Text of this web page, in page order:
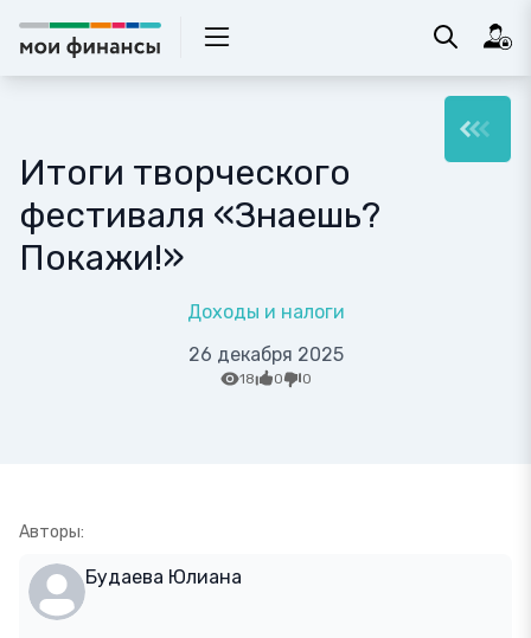
Итоги творческого
фестиваля «Знаешь?
Покажи!»
Доходы и налоги
26 декабря 2025
18 0 0
Авторы:
Будаева Юлиана